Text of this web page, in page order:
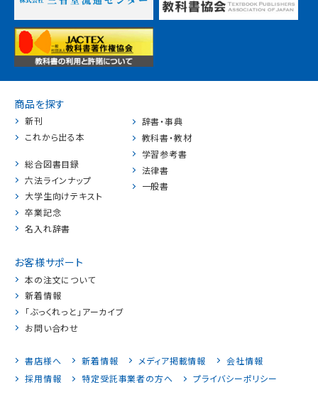
商品を探す
新刊
これから出る本
総合図書目録
六法ラインナップ
大学生向けテキスト
卒業記念
名入れ辞書
辞書・事典
教科書・教材
学習参考書
法律書
一般書
お客様サポート
本の注文について
新着情報
「ぶっくれっと」アーカイブ
お問い合わせ
書店様へ 新着情報 メディア掲載情報
会社情報
採用情報
特定受託事業者の方へ プライバシーポリシー